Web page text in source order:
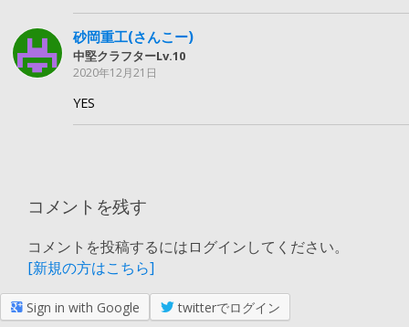
砂岡重工(さんこー)
中堅クラフターLv.10
2020年12月21日
YES
コメントを残す
コメントを投稿するにはログインしてください。
[新規の方はこちら]
Sign in with Google twitterでログイン